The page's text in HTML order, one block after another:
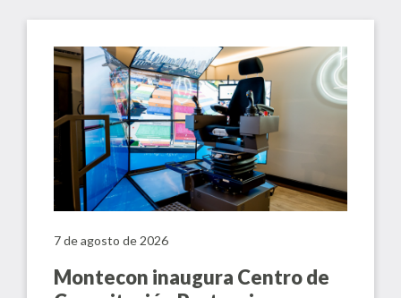
7 de agosto de 2026
Montecon inaugura Centro de